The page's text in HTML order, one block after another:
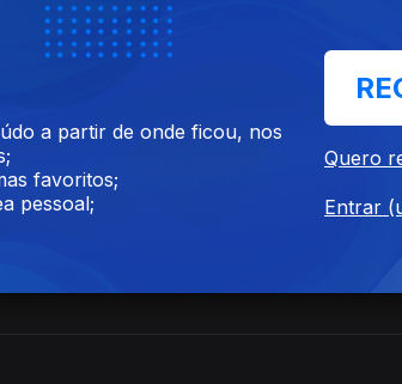
a partir de onde ficou, nos
favoritos;
pessoal;
Quero
Entrar